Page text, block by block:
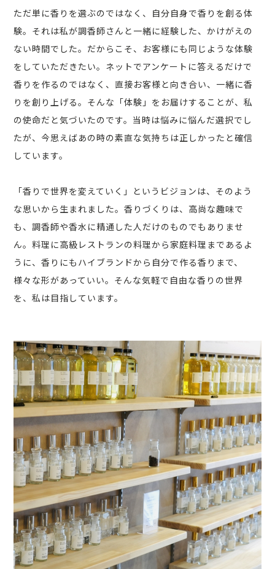
ただ単に香りを選ぶのではなく、自分自身で香りを創る体
験。それは私が調香師さんと一緒に経験した、かけがえの
ない時間でした。だからこそ、お客様にも同じような体験
をしていただきたい。ネットでアンケートに答えるだけで
香りを作るのではなく、直接お客様と向き合い、一緒に香
りを創り上げる。そんな「体験」をお届けすることが、私
の使命だと気づいたのです。当時は悩みに悩んだ選択でし
たが、今思えばあの時の素直な気持ちは正しかったと確信
しています。
「香りで世界を変えていく」というビジョンは、そのよう
な思いから生まれました。香りづくりは、高尚な趣味で
も、調香師や香水に精通した人だけのものでもありませ
ん。料理に高級レストランの料理から家庭料理まであるよ
うに、香りにもハイブランドから自分で作る香りまで、
様々な形があっていい。そんな気軽で自由な香りの世界
を、私は目指しています。